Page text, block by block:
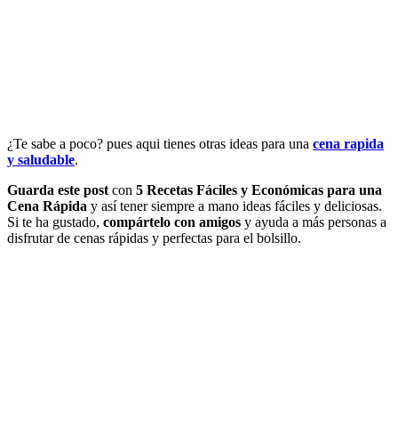
¿Te sabe a poco? pues aqui tienes otras ideas para una cena rapida
y saludable.
Guarda este postcon 5 Recetas Fáciles y Económicas para una
Cena Rápida y así tener siempre a mano ideas fáciles y deliciosas.
Si te ha gustado, compártelo con amigos y ayuda a más personas a
disfrutar de cenas rápidas y perfectas para el bolsillo.